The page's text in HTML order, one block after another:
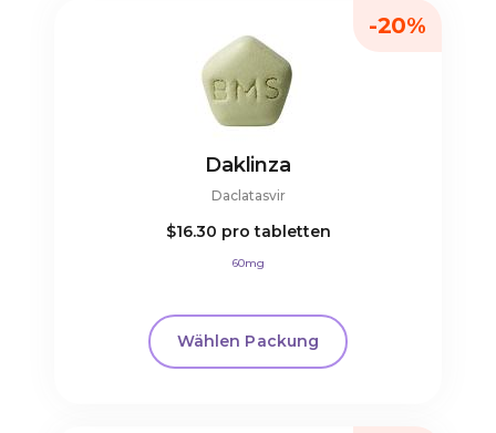
Daklinza
Daclatasvir
$16.30 pro tabletten
60mg
Wählen Packung
-20%